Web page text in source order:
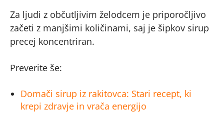
Za ljudi z občutljivim želodcem je priporočljivo
začeti z manjšimi količinami, saj je šipkov sirup
precej koncentriran.
Preverite še:
Domači sirup iz rakitovca: Stari recept, ki
krepi zdravje in vrača energijo